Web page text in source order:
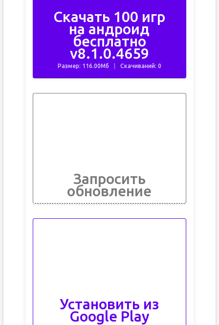
Скачать 100 игр
на андроид
бесплатно
v8.1.0.4659
Размер: 116.00Мб Скачиваний: 0
Запросить
обновление
Установить из
Google Play